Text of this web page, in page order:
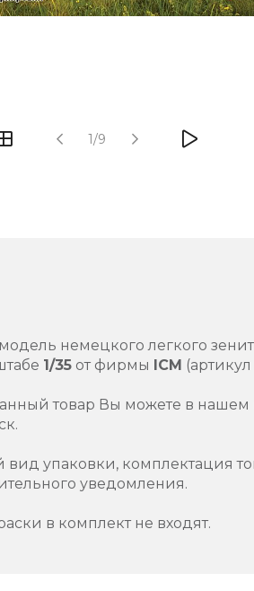
1/9
немецкого легкого
1/35 от фирмы ICM (артикул
товар Вы можете в нашем
упаковки, комплектация
уведомления.
в комплект не входят.